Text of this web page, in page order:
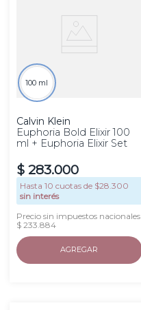
100 ml
Calvin Klein
Euphoria Bold Elixir 100
ml + Euphoria Elixir Set
$ 283.000
Hasta 10 cuotas de $28.300
sin interés
Precio sin impuestos nacionales
$ 233.884
AGREGAR